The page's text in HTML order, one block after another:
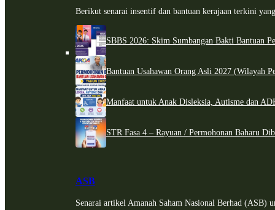
Berikut senarai insentif dan bantuan kerajaan terkini
SBBS 2026: Skim Sumbangan Bakti Bantuan
Bantuan Usahawan Orang Asli 2027 (Wilayah
Manfaat untuk Anak Disleksia, Autisme dan
STR Fasa 4 – Rayuan / Permohonan Baharu
ASB
Senarai artikel Amanah Saham Nasional Berhad (ASB)